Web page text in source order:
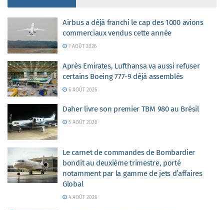
Airbus a déjà franchi le cap des 1000 avions
commerciaux vendus cette année
7 AOÛT 2026
Après Emirates, Lufthansa va aussi refuser
certains Boeing 777-9 déjà assemblés
6 AOÛT 2026
Daher livre son premier TBM 980 au Brésil
5 AOÛT 2026
Le carnet de commandes de Bombardier
bondit au deuxième trimestre, porté
notamment par la gamme de jets d’affaires
Global
4 AOÛT 2026